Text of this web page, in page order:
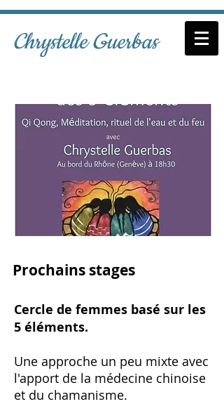
Chrystelle Guerbas
Cercle de femmes basé sur les
5 éléments.
Une approche un peu mixte avec
l'apport de la médecine chinoise
et du chamanisme.
Prochains stages